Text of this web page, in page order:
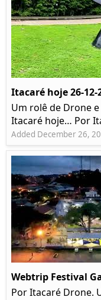
Itacaré hoje 26-12-
Um rolê de Drone
Itacaré hoje… Por
Added December 26,
Webtrip Festival
Por Itacaré Drone.